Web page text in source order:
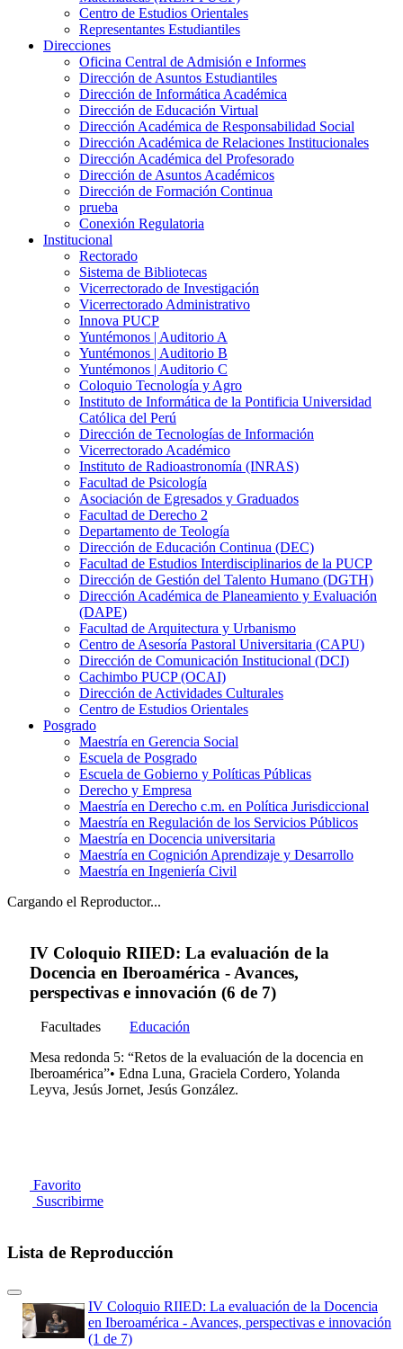
Centro de Estudios Orientales
Representantes Estudiantiles
Direcciones
Oficina Central de Admisión e Informes
Dirección de Asuntos Estudiantiles
Dirección de Informática Académica
Dirección de Educación Virtual
Dirección Académica de Responsabilidad Social
Dirección Académica de Relaciones Institucionales
Dirección Académica del Profesorado
Dirección de Asuntos Académicos
Dirección de Formación Continua
prueba
Conexión Regulatoria
Institucional
Rectorado
Sistema de Bibliotecas
Vicerrectorado de Investigación
Vicerrectorado Administrativo
Innova PUCP
Yuntémonos | Auditorio A
Yuntémonos | Auditorio B
Yuntémonos | Auditorio C
Coloquio Tecnología y Agro
Instituto de Informática de la Pontificia Universidad
Católica del Perú
Dirección de Tecnologías de Información
Vicerrectorado Académico
Instituto de Radioastronomía (INRAS)
Facultad de Psicología
Asociación de Egresados y Graduados
Facultad de Derecho 2
Departamento de Teología
Dirección de Educación Continua (DEC)
Facultad de Estudios Interdisciplinarios de la PUCP
Dirección de Gestión del Talento Humano (DGTH)
Dirección Académica de Planeamiento y Evaluación
(DAPE)
Facultad de Arquitectura y Urbanismo
Centro de Asesoría Pastoral Universitaria (CAPU)
Dirección de Comunicación Institucional (DCI)
Cachimbo PUCP (OCAI)
Dirección de Actividades Culturales
Centro de Estudios Orientales
Posgrado
Maestría en Gerencia Social
Escuela de Posgrado
Escuela de Gobierno y Políticas Públicas
Derecho y Empresa
Maestría en Derecho c.m. en Política Jurisdiccional
Maestría en Regulación de los Servicios Públicos
Maestría en Docencia universitaria
Maestría en Cognición Aprendizaje y Desarrollo
Maestría en Ingeniería Civil
Cargando el Reproductor...
IV Coloquio RIIED: La evaluación de la
Docencia en Iberoamérica - Avances,
perspectivas e innovación (6 de 7)
Facultades
Educación
Mesa redonda 5: “Retos de la evaluación de la docencia en
Iberoamérica”• Edna Luna, Graciela Cordero, Yolanda
Leyva, Jesús Jornet, Jesús González.
Favorito
Suscribirme
Lista de Reproducción
IV Coloquio RIIED: La evaluación de la Docencia
en Iberoamérica - Avances, perspectivas e innovación
(1 de 7)